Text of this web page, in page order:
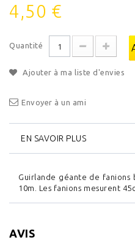
4,50 €
Quantité
Ajouter à ma liste d'envies
Envoyer à un ami
EN SAVOIR PLUS
Guirlande géante de fanions
10m. Les fanions mesurent
AVIS